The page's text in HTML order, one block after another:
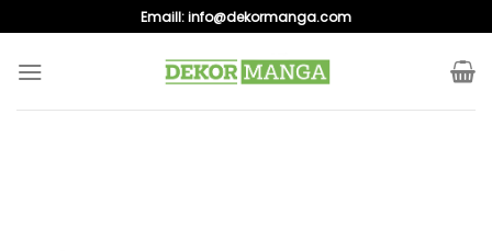
to
content
Emaill:info@dekormanga.com